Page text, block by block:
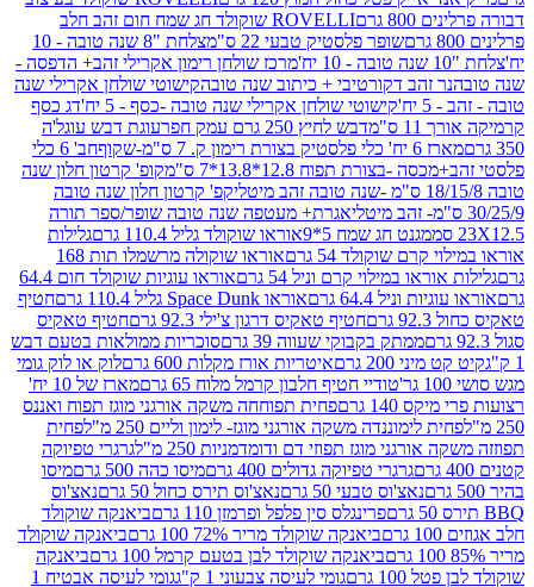
גרם
ROVELLI שוקולד חג שמח חום זהב חלב
שופר פלסטיק טבעי 22 ס"מ
צלחת "8 שנה טובה - 10
מרכז שולחן רימון אקרילי זהב+ הדפסה -
זהב דקורטיבי + כיתוב שנה טובהקישוטי שולחן אקרילי שנה
קישוטי שולחן אקרילי שנה טובה -כסף - 5 יח'
דג כסף
ס"מ
דבש לחיץ 250 גרם עמק חפר
עוגת דבש עוגל'ה
בצורת רימון ק. 7 ס"מ-שקוף
חב' 6 כלי
-בצורת תפוח 12.8*13.8*7 ס"מ
קופ' קרטון חלון שנה
קפ' קרטון חלון שנה טובה
אגרת+ מעטפה שנה טובה שופר/ספר תורה
מגנט חג שמח 5*9
אוראו שוקולד גליל 110.4 גרם
גלילות
קרם שוקולד 54 גרם
אוראו שוקולה מרשמלו תות 168
במילוי קרם וניל 54 גרם
אוראו עוגיות שוקולד חום 64.4
וניל 64.4 גרם
אוראו Space Dunk גליל 110.4 גרם
חטיף
חטיף טאקיס דרגון צ'ילי 92.3 גרם
חטיף טאקיס
ממתק בקבוקי שעווה 39 גרם
סוכריות ממולאות בטעם דבש
200 גרם
איטריות אורז מקלות 600 גרם
לוק או לוק גומי
טודיי חטיף חלבון קרמל מלוח 65 גרם
מארז של 10 יח'
140 גרם
פחית תפוחחה משקה אורגני מוגז תפוח ואננס
לימוננדה משקה אורגני מוגז- לימון וליים 250 מ"ל
פחית
מוגז תפוזי דם ודומדמניות 250 מ"ל
גרגרי טפיוקה
גרגרי טפיוקה גדולים 400 גרם
מיסו כהה 500 גרם
מיסו
נאצ'וס טבעי 50 גרם
נאצ'וס תירס כחול 50 גרם
נאצ'וס
פרינגלס סין פלפל ופרמזן 110 גרם
ביאנקה שוקולד
ביאנקה שוקולד מריר 72% 100 גרם
ביאנקה שוקולד
ביאנקה שוקולד לבן בטעם קרמל 100 גרם
ביאנקה
גרם
גומי לעיסה צבעוני 1 ק"ג גומי לעיסה אבטיח 1